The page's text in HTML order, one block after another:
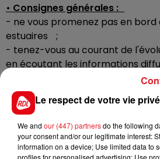
• Consignes générales :
- ne vous promenez pas en bord
estuaires ;
- tenez-vous au courant de
en écoutant les informations
- si nécessaire, circulez avec
votre vitesse et ne vous
• Habitants du bord de mer :
Le respect de votre vie
We and our (447) partnersdo the following
your consent and/or our legitimate interest:
information on a device; Use limited data to
profiles for personalised advertising; Use